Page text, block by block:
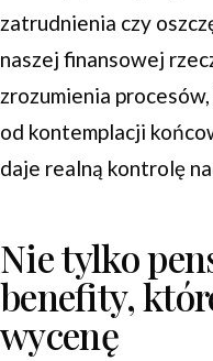
zatrudnienia czy
naszej finansowej
zrozumienia
od kontemplacji
daje realną kontrolę
Nie tylko
benefity,
wycenę